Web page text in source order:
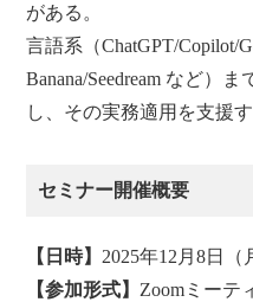
がある。
言語系（ChatGPT/Copilot/
Banana/Seedream など）
し、その実務適用を支援
セミナー開催概要
【日時】 2025年12月8日（
【参加形式】 Zoomミーテ